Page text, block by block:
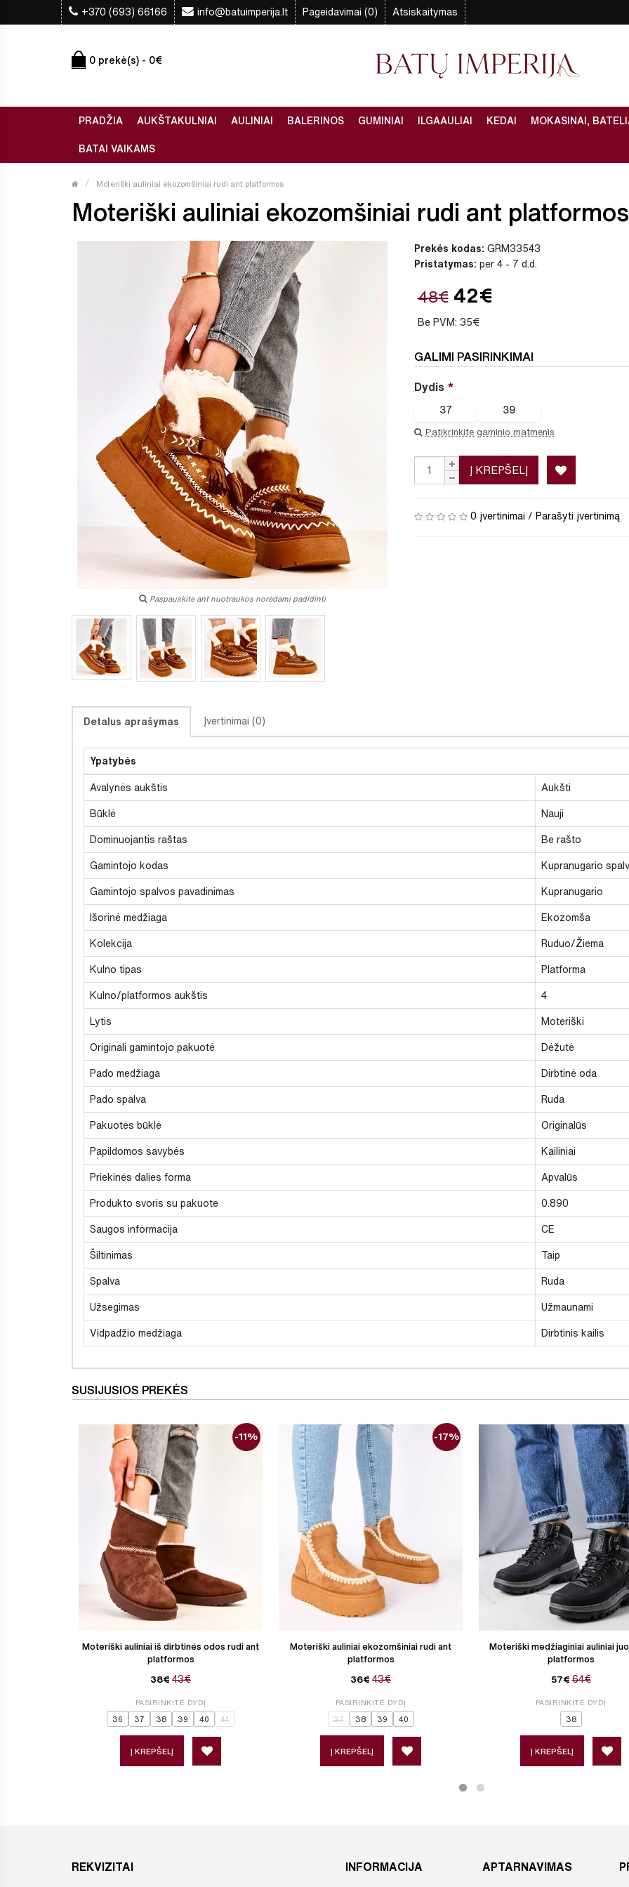
+370 (693) 66166 info@batuimperija.lt Pageidavimai (0) Atsiskaitymas
0 prekė(s) - 0€
PRADŽIA AUKŠTAKULNIAI AULINIAI BALERINOS GUMINIAI ILGAAULIAI KEDAI MOKASINAI,
BATAI VAIKAMS
Moteriški auliniai ekozomšiniai rudi ant platformos
Moteriški auliniai ekozomšiniai rudi ant
Paspauskite ant nuotraukos norėdami padidinti
Prekės kodas: GRM33543
Pristatymas: per 4 - 7 d.d.
48€ 42€
Be PVM: 35€
GALIMI PASIRINKIMAI
Dydis
37 39
Patikrinkite gaminio matmenis
Į KREPŠELĮ
0 įvertinimai / Parašyti įvertinimą
Detalus aprašymas Įvertinimai (0)
Ypatybės
Avalynės aukštis Aukšti
Būklė Nauji
Dominuojantis raštas Be rašto
Gamintojo kodas Kupranugario
Gamintojo spalvos pavadinimas Kupranugario
Išorinė medžiaga Ekozomša
Kolekcija Ruduo/Žiema
Kulno tipas Platforma
Kulno/platformos aukštis 4
Lytis Moteriški
Originali gamintojo pakuotė Dėžutė
Pado medžiaga Dirbtinė oda
Pado spalva Ruda
Pakuotės būklė Originalūs
Papildomos savybės Kailiniai
Priekinės dalies forma Apvalūs
Produkto svoris su pakuote 0.890
Saugos informacija CE
Šiltinimas Taip
Spalva Ruda
Užsegimas Užmaunami
Vidpadžio medžiaga Dirbtinis kailis
SUSIJUSIOS PREKĖS
Moteriški auliniai iš dirbtinės odos rudi ant
platformos
38€ 43€
-11%
PASIRINKITE DYDĮ
36 37 38 39 40 41
Į KREPŠELĮ
Moteriški auliniai ekozomšiniai rudi ant
platformos
36€ 43€
-17%
PASIRINKITE DYDĮ
37 38 39 40
Į KREPŠELĮ
Moteriški medžiaginiai auliniai
platformos
57€ 64€
PASIRINKITE DYDĮ
38
Į KREPŠELĮ
REKVIZITAI INFORMACIJA APTARNAVIMAS